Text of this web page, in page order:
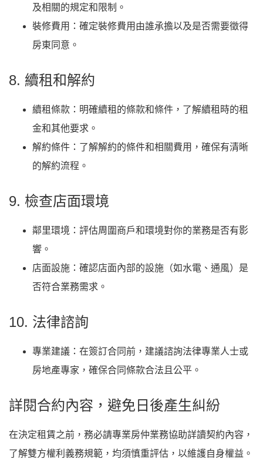
及相關的規定和限制。
裝修費用：確定裝修費用由誰承擔以及是否需要徵得
房東同意。
8. 續租和解約
續租條款：明確續租的條款和條件，了解續租時的租
金和其他要求。
解約條件：了解解約的條件和相關費用，確保有清晰
的解約流程。
9. 檢查店面環境
鄰里環境：評估周圍商戶和環境對你的業務是否有影
響。
店面設施：確認店面內部的設施（如水電、通風）是
否符合業務需求。
10. 法律諮詢
專業建議：在簽訂合同前，建議諮詢法律專業人士或
房地產專家，確保合同條款合法且公平。
詳閱合約內容，避免日後產生糾紛
在決定租賃之前，務必請專業房仲業務協助詳讀契約內容，
了解雙方權利義務規範，均須慎重評估，以維護自身權益。